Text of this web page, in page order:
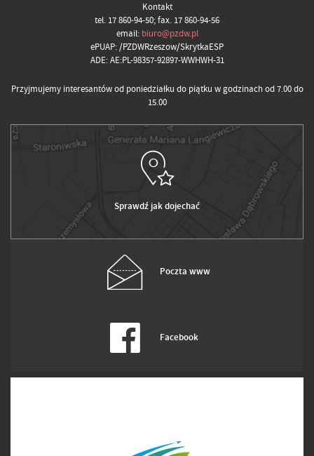
Kontakt
tel. 17 860-94-50; fax. 17 860-94-56
email: biuro@pzdw.pl
ePUAP: /PZDWRzeszow/SkrytkaESP
ADE: AE:PL-98357-92897-WWHWH-31
Przyjmujemy interesantów od poniedziałku do piątku w godzinach od 7.00 do
15.00
Sprawdź jak dojechać
Poczta www
Facebook